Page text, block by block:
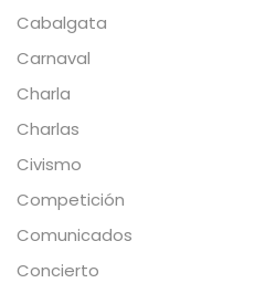
Cabalgata
Carnaval
Charla
Charlas
Civismo
Competición
Comunicados
Concierto